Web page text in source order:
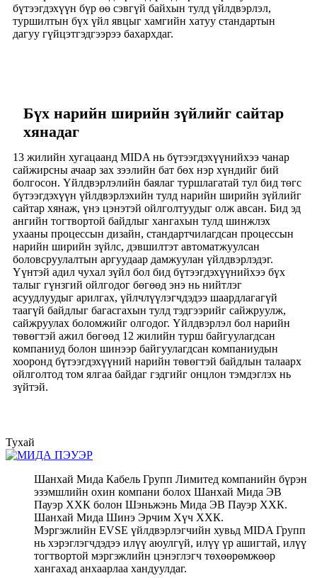
бүтээгдэхүүн бүр өө сэвгүй байхын тулд үйлдвэрлэл,
туршилтын бүх үйл явцыг хамгийн хатуу стандартын
дагуу гүйцэтгэдгээрээ бахархдаг.
Бүх нарийн ширийн зүйлийг сайтар
хянадаг
13 жилийн хугацаанд MIDA нь бүтээгдэхүүнийхээ чанар
сайжирсны ачаар зах зээлийн бат бөх нэр хүндийг бий
болгосон. Үйлдвэрлэлийн баялаг туршлагатай тул бид төгс
бүтээгдэхүүн үйлдвэрлэхийн тулд нарийн ширийн зүйлийг
сайтар хянаж, үнэ цэнэтэй ойлголтуудыг олж авсан. Бид эд
ангийн тогтвортой байдлыг хангахын тулд шинжлэх
ухааны процессын дизайн, стандартчилагдсан процессын
нарийн ширийн зүйлс, дэвшилтэт автоматжуулсан
боловсруулалтын аргуудаар дамжуулан үйлдвэрлэдэг.
Үүнтэй адил чухал зүйл бол бид бүтээгдэхүүнийхээ бүх
талыг гүнзгий ойлгодог бөгөөд энэ нь нийтлэг
асуудлуудыг арилгах, үйлчлүүлэгчдэдээ шаардлагагүй
таагүй байдлыг багасгахын тулд тэдгээрийг сайжруулж,
сайжруулах боломжийг олгодог. Үйлдвэрлэл бол нарийн
төвөгтэй ажил бөгөөд 12 жилийн турш байгуулагдсан
компаниуд болон шинээр байгуулагдсан компаниудын
хооронд бүтээгдэхүүний нарийн төвөгтэй байдлын талаарх
ойлголтод том ялгаа байдаг гэдгийг онцлон тэмдэглэх нь
зүйтэй.
Тухай
Шанхай Мида Кабель Групп Лимитед компанийн бүрэн
эзэмшлийн охин компани болох Шанхай Мида ЭВ
Пауэр ХХК болон Шэньжэнь Мида ЭВ Пауэр ХХК.
Шанхай Мида Шинэ Эрчим Хүч ХХК.
Мэргэжлийн EVSE үйлдвэрлэгчийн хувьд MIDA Групп
нь хэрэглэгчдэдээ илүү аюулгүй, илүү үр ашигтай, илүү
тогтвортой мэргэжлийн цэнэглэгч төхөөрөмжөөр
хангахад анхаарлаа хандуулдаг.